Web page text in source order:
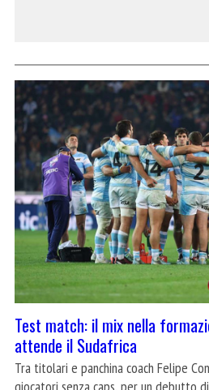
Test match: il mix nella
attende il Sudafrica
Tra titolari e panchina coach Felipe